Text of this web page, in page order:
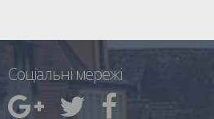
Соціальні мережі